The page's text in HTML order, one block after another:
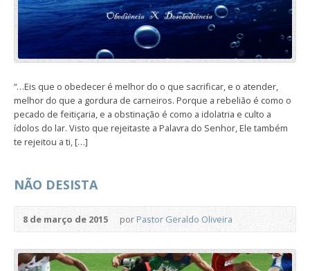
“…Eis que o obedecer é melhor do o que sacrificar, e o atender,
melhor do que a gordura de carneiros. Porque a rebelião é como o
pecado de feitiçaria, e a obstinação é como a idolatria e culto a
ídolos do lar. Visto que rejeitaste a Palavra do Senhor, Ele também
te rejeitou a ti, […]
NÃO DESISTA
8 de março de 2015 porPastor Geraldo Oliveira